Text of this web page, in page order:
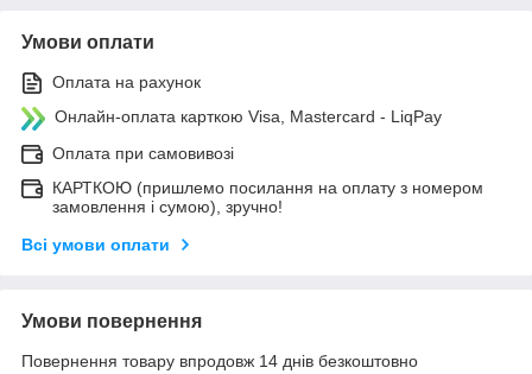
Умови оплати
Оплата на рахунок
Онлайн-оплата карткою Visa, Mastercard - LiqPay
Оплата при самовивозі
КАРТКОЮ (пришлемо посилання на оплату з номером
замовлення і сумою), зручно!
Всі умови оплати
Умови повернення
Повернення товару впродовж 14 днів безкоштовно